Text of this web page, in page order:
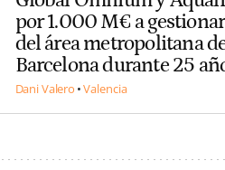
por 1.000 M€ a
del área metropolitana
Barcelona durante 25
Dani Valero Valencia